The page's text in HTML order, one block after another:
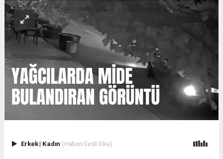
Erkek| Kadın (Haberi Sesli Oku)